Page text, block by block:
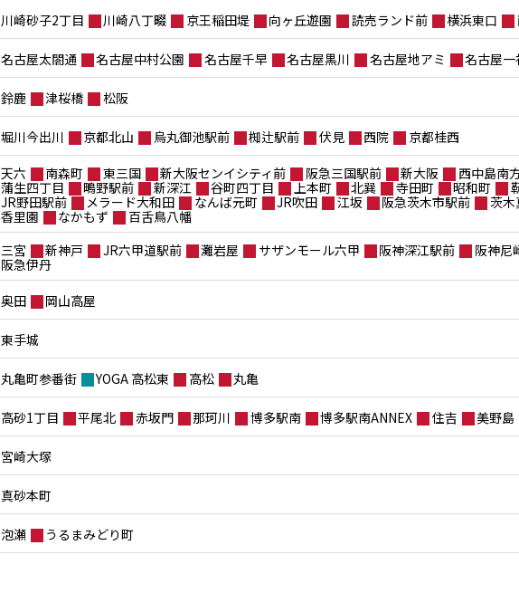
川崎砂子2丁目 川崎八丁畷 京王稲田堤 向ヶ丘遊園 読売ランド前 横浜東口
名古屋太閤通 名古屋中村公園 名古屋千早 名古屋黒川 名古屋地アミ 名古屋一
鈴鹿 津桜橋 松阪
堀川今出川 京都北山 烏丸御池駅前 椥辻駅前 伏見 西院 京都桂西
天六 南森町 東三国 新大阪センイシティ前 阪急三国駅前 新大阪 西中島南
蒲生四丁目
鴫野駅前 新深江 谷町四丁目 上本町 北巽 寺田町 昭和町
JR野田駅前
メラード大和田 なんば元町 JR吹田 江坂 阪急茨木市駅前 茨木
香里園
なかもず 百舌鳥八幡
三宮 新神戸 JR六甲道駅前 灘岩屋 サザンモール六甲 阪神深江駅前 阪神尼
阪急伊丹
奥田 岡山高屋
東手城
丸亀町参番街 YOGA 高松東 高松 丸亀
高砂1丁目 平尾北 赤坂門 那珂川 博多駅南 博多駅南ANNEX 住吉 美野島
宮崎大塚
真砂本町
泡瀬 うるまみどり町